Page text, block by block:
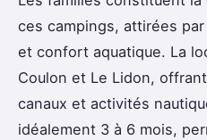
ces campings, attirées
et confort aquatique. La
Coulon et Le Lidon,
canaux et activités
idéalement 3 à 6 mois,